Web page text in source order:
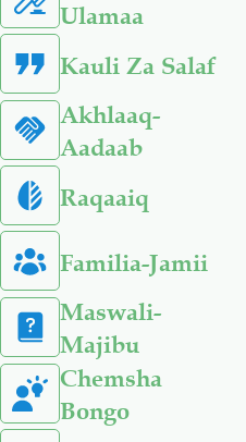
Ulamaa
Kauli Za Salaf
Akhlaaq-
Aadaab
Raqaaiq
Familia-Jamii
Maswali-
Majibu
Chemsha
Bongo